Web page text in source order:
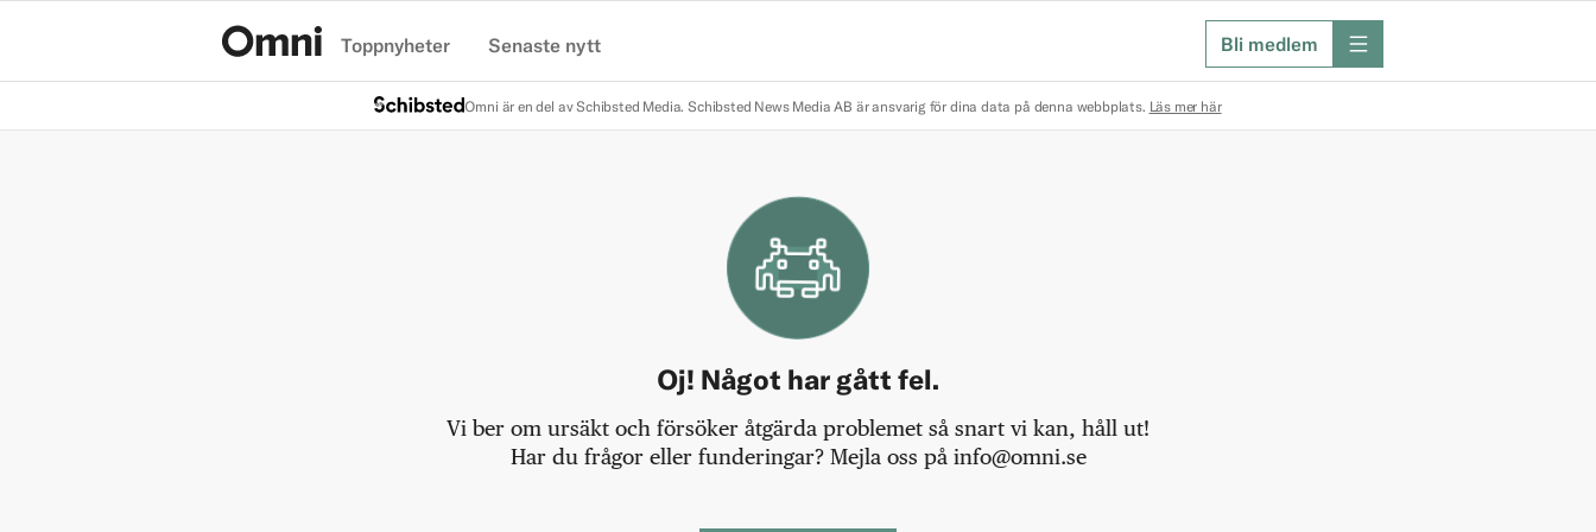
Toppnyheter Senaste nytt Bli medlem meny
Omni är en del av Schibsted Media. Schibsted News Media AB är ansvarig för dina data på denna webbplats. Läs mer här
Oj! Något har gått fel.
Vi ber om ursäkt och försöker åtgärda problemet så snart vi kan, håll ut!
Har du frågor eller funderingar? Mejla oss på info@omni.se